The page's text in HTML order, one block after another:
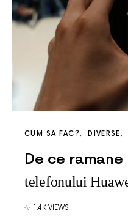
CUM SA FAC? DIVERSE
De ce
telefonului
1.4K VIEWS